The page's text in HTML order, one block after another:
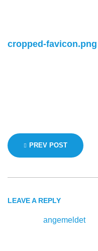
cropped-favicon.png
Beitragsnavigation
PREV POST
LEAVE A REPLY
angemeldet